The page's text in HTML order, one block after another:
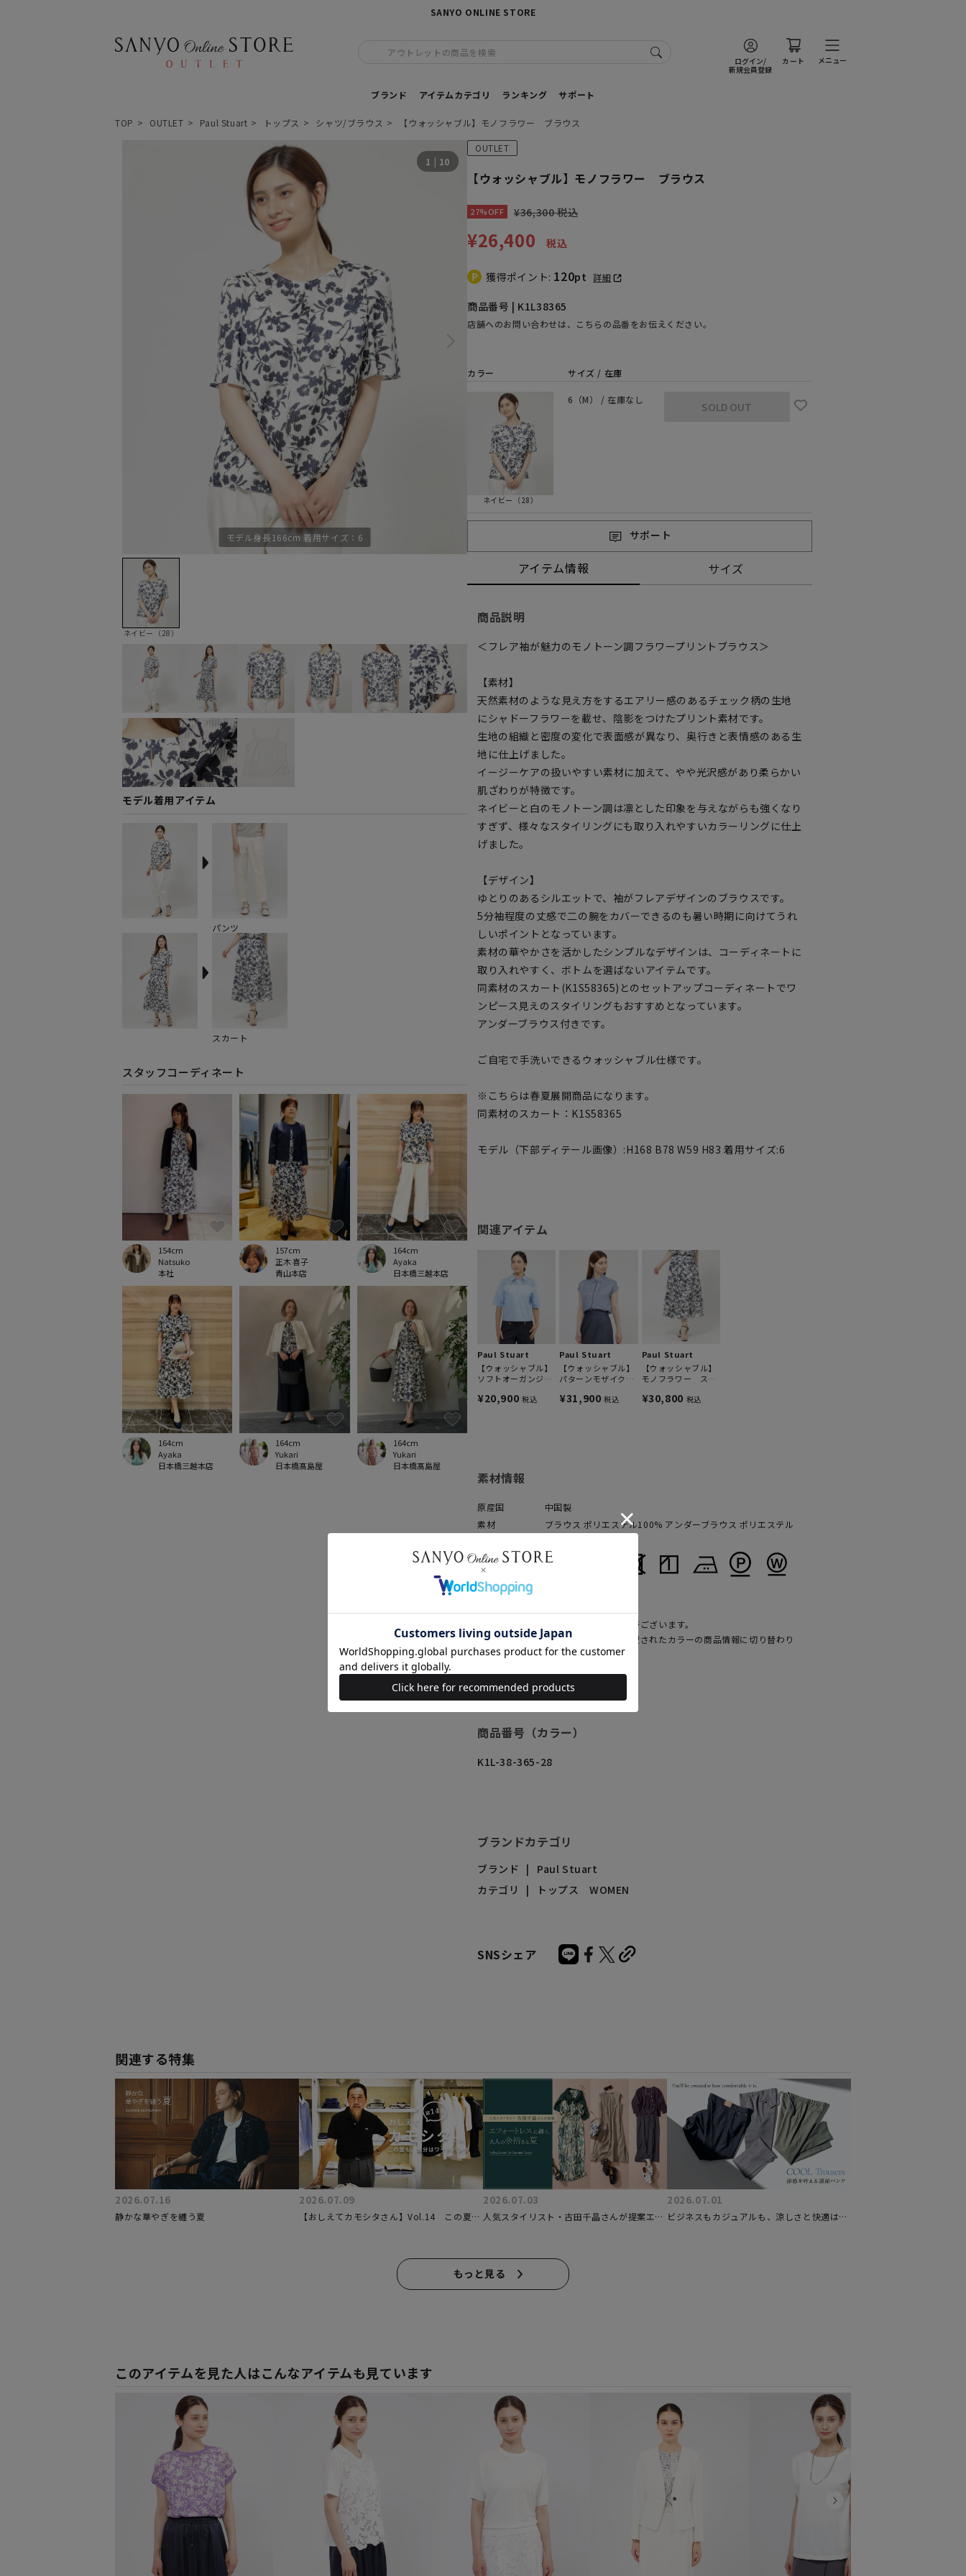
SANYO ONLINE STORE
アウトレットの商品を検索
ログイン/
新規会員登録
カート メニュー
ブランド アイテムカテゴリ ランキング サポート
TOP OUTLET Paul Stuart トップス シャツ/ブラウス 【ウォッシャブル】モノフラワー ブラウス
モデル身長166cm 着用サイズ：6
1 | 10
ネイビー（28）
モデル着用アイテム
パンツ
スカート
スタッフコーディネート
本社
Natsuko
154cm
青山本店
正木 喜子
157cm
日本橋三越本店
Ayaka
164cm
日本橋三越本店
Ayaka
164cm
日本橋髙島屋
Yukari
164cm
日本橋髙島屋
Yukari
164cm
OUTLET
【ウォッシャブル】モノフラワー ブラウス
27%OFF ¥36,300 税込
¥26,400 税込
獲得ポイント: 120pt 詳細
商品番号 | K1L38365
店舗へのお問い合わせは、こちらの品番をお伝えください。
カラー サイズ / 在庫
ネイビー（28）
6（M） / 在庫なし SOLD OUT
サポート
アイテム情報 サイズ
商品説明
＜フレア袖が魅力のモノトーン調フラワープリントブラウス＞
【素材】
天然素材のような見え方をするエアリー感のあるチェック柄の生地
にシャドーフラワーを載せ、陰影をつけたプリント素材です。
生地の組織と密度の変化で表面感が異なり、奥行きと表情感のある生
地に仕上げました。
イージーケアの扱いやすい素材に加えて、やや光沢感があり柔らかい
肌ざわりが特徴です。
ネイビーと白のモノトーン調は凛とした印象を与えながらも強くなり
すぎず、様々なスタイリングにも取り入れやすいカラーリングに仕上
げました。
【デザイン】
ゆとりのあるシルエットで、袖がフレアデザインのブラウスです。
5分袖程度の丈感で二の腕をカバーできるのも暑い時期に向けてうれ
しいポイントとなっています。
素材の華やかさを活かしたシンプルなデザインは、コーディネートに
取り入れやすく、ボトムを選ばないアイテムです。
同素材のスカート(K1S58365)とのセットアップコーディネートでワ
ンピース見えのスタイリングもおすすめとなっています。
アンダーブラウス付きです。
ご自宅で手洗いできるウォッシャブル仕様です。
※こちらは春夏展開商品になります。
同素材のスカート：K1S58365
モデル（下部ディテール画像）:H168 B78 W59 H83 着用サイズ:6
関連アイテム
Paul Stuart
【ウォッシャブル】
ソフトオーガンジ
¥20,900 税込
Paul Stuart
【ウォッシャブル】
パターンモザイクプ
¥31,900 税込
Paul Stuart
【ウォッシャブル】
モノフラワー スカ
¥30,800 税込
素材情報
原産国
中国製
素材
ブラウス ポリエステル100% アンダーブラウス ポリエステル
洗濯表示
商品情報は、カラーにより異なる場合がございます。
上のカラー画像をクリックすると、選択されたカラーの商品情報に切り替わり
ます。
商品番号（カラー）
K1L-38-365-28
ブランドカテゴリ
ブランド
Paul Stuart
カテゴリ
トップス WOMEN
SNSシェア
関連する特集
2026.07.16
静かな華やぎを纏う夏
2026.07.09
【おしえてカモシタさん】Vol.14 この夏
2026.07.03
人気スタイリスト・古田千晶さんが提案エフ
2026.07.01
ビジネスもカジュアルも、涼しさと快適は足
もっと見る
このアイテムを見た人はこんなアイテムも見ています